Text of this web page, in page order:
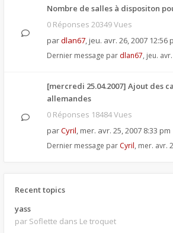
Nombre de salles à dispositon
0 Réponses 20349 Vues
pardlan67, jeu. avr. 26, 2007 12:56
Dernier message par dlan67, jeu.
[mercredi 25.04.2007] Ajout des
allemandes
0 Réponses 18484 Vues
parCyril, mer. avr. 25, 2007 8:33 pm
Dernier message par Cyril, mer. avr.
Recent topics
yass
par Soflette dans Le troquet